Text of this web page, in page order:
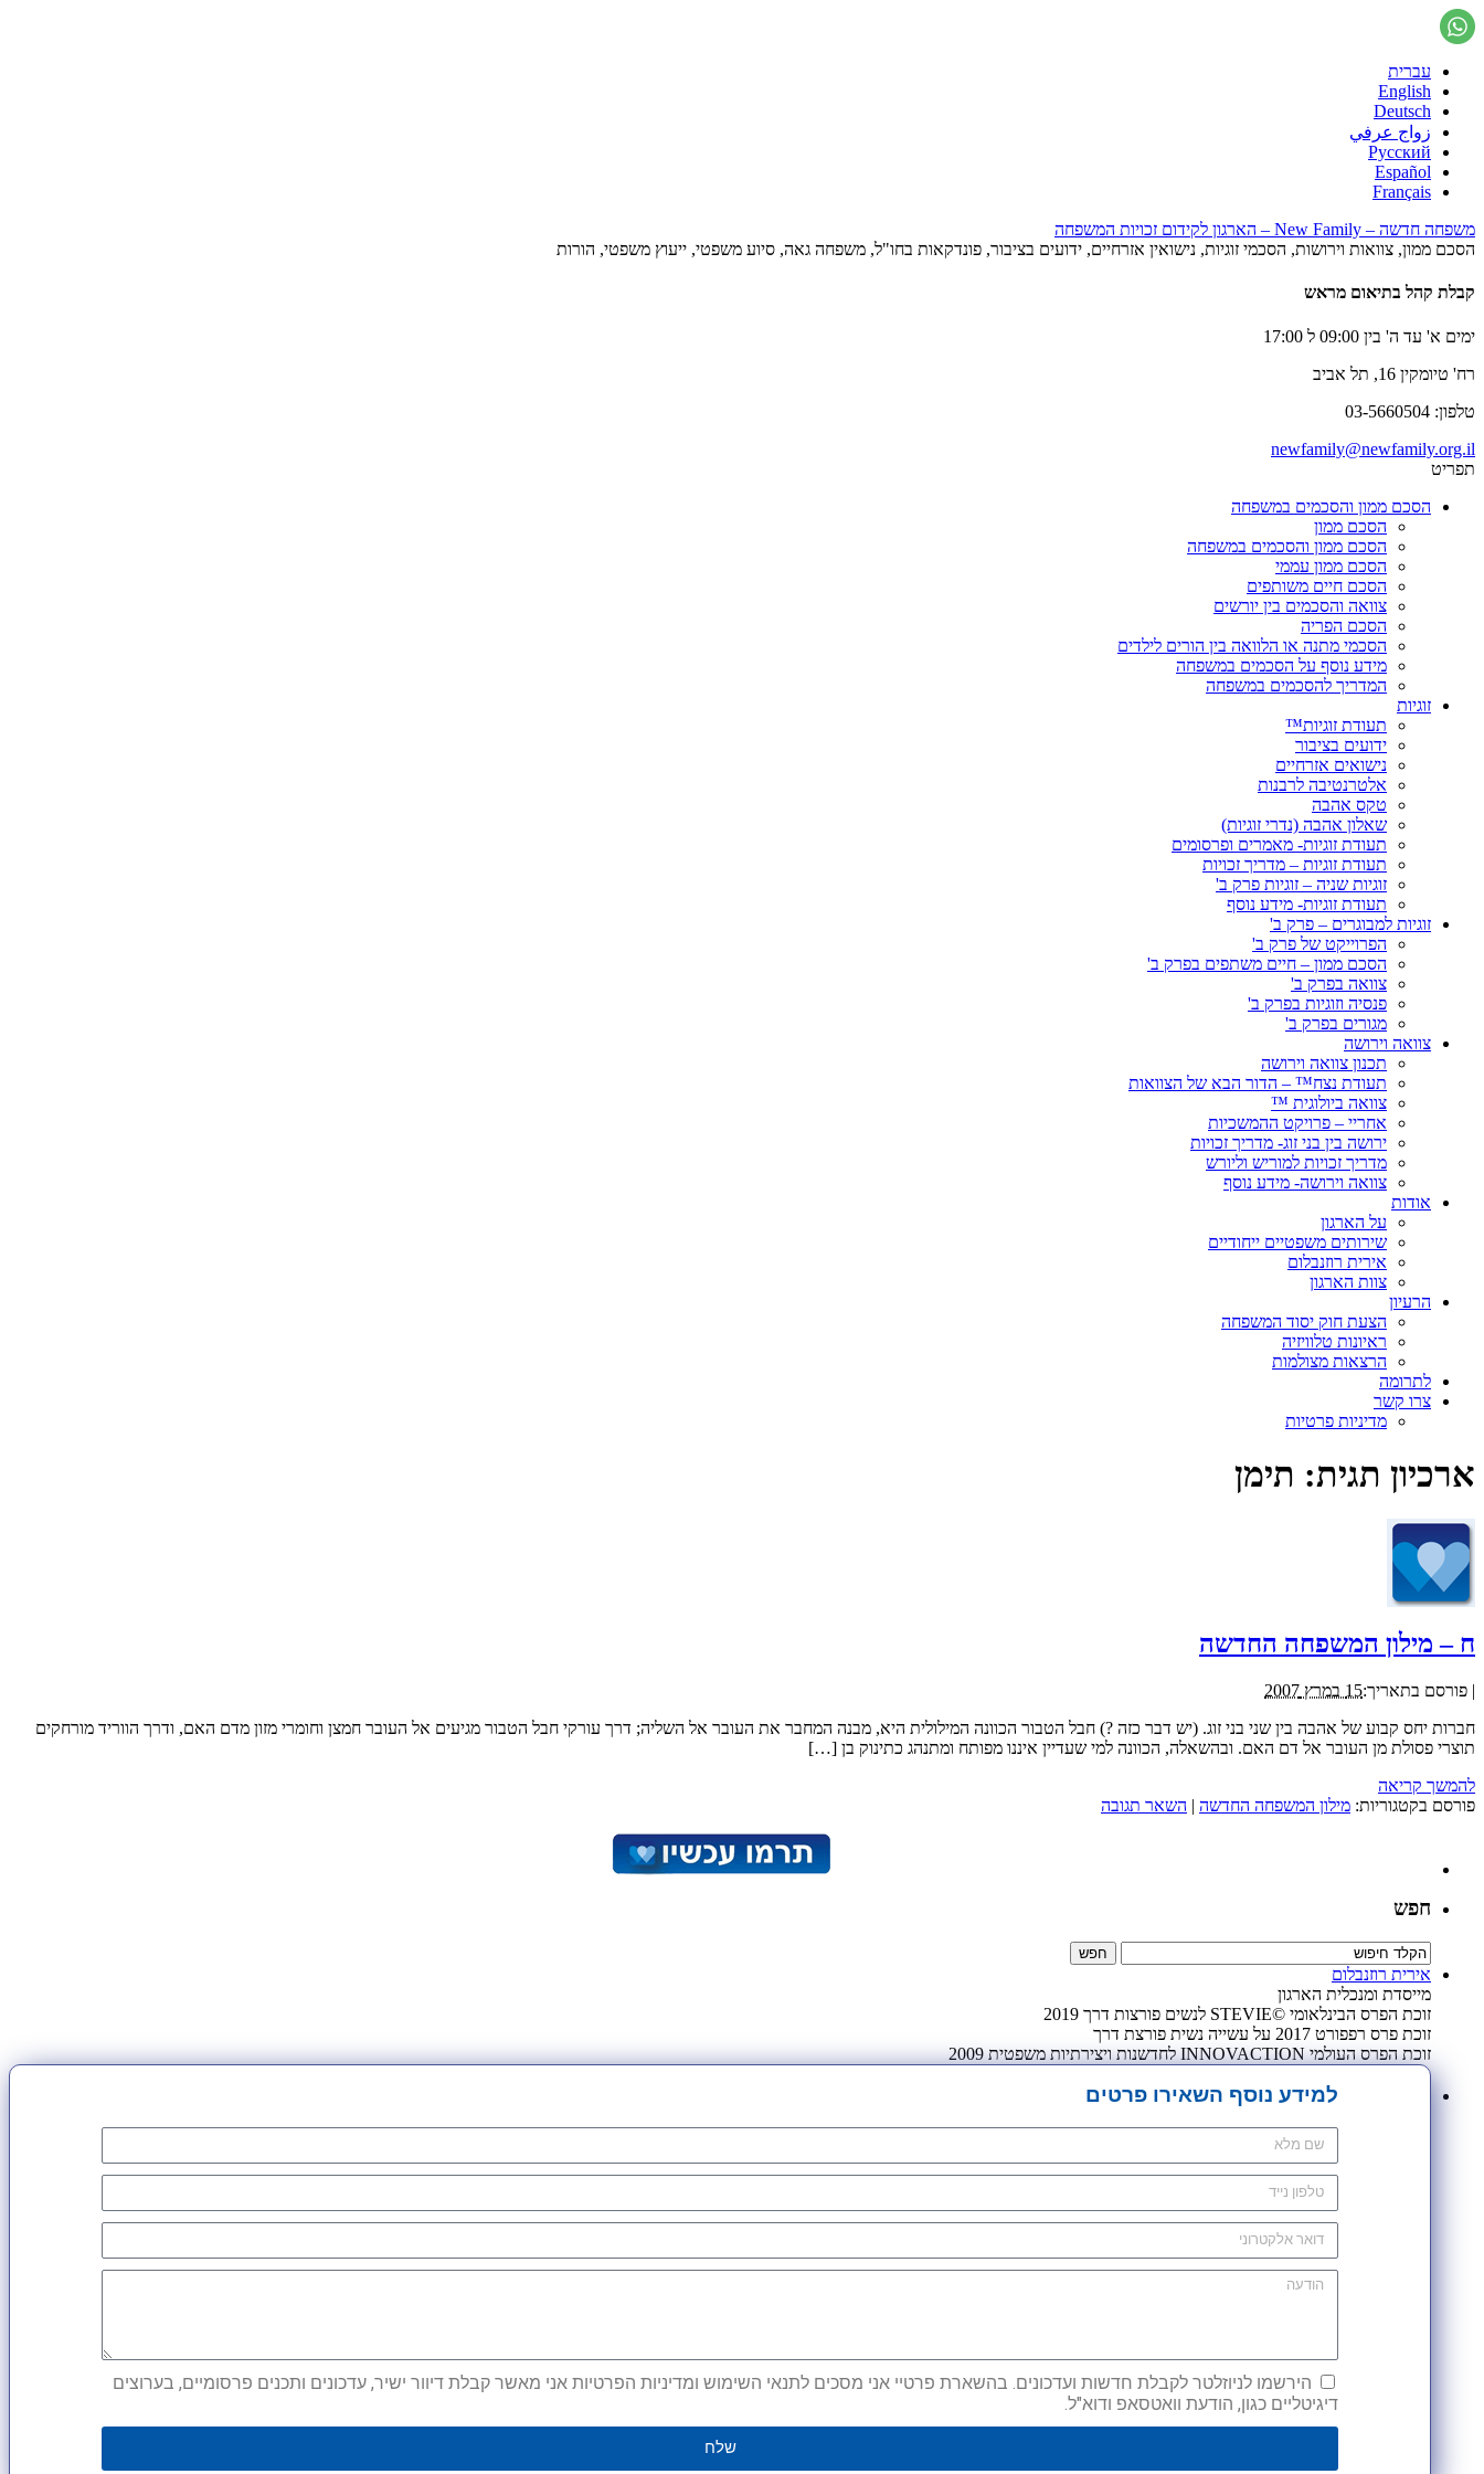
עברית
English
Deutsch
زواج عرفي
Русский
Español
Français
משפחה חדשה – New Family – הארגון לקידום זכויות המשפחה
הסכם ממון, צוואות וירושות, הסכמי זוגיות, נישואין אזרחיים, ידועים בציבור, פונדקאות בחו"ל, משפחה גאה, סיוע משפטי, ייעוץ משפטי, הורות
קבלת קהל בתיאום מראש
ימים א' עד ה' בין 09:00 ל 17:00
רח' טיומקין 16, תל אביב
טלפון: 03-5660504
newfamily@newfamily.org.il
תפריט
הסכם ממון והסכמים במשפחה
הסכם ממון
הסכם ממון והסכמים במשפחה
הסכם ממון עממי
הסכם חיים משותפים
צוואה והסכמים בין יורשים
הסכם הפריה
הסכמי מתנה או הלוואה בין הורים לילדים
מידע נוסף על הסכמים במשפחה
המדריך להסכמים במשפחה
זוגיות
תעודת זוגיות™
ידועים בציבור
נישואים אזרחיים
אלטרנטיבה לרבנות
טקס אהבה
שאלון אהבה (נדרי זוגיות)
תעודת זוגיות- מאמרים ופרסומים
תעודת זוגיות – מדריך זכויות
זוגיות שניה – זוגיות פרק ב'
תעודת זוגיות- מידע נוסף
זוגיות למבוגרים – פרק ב'
הפרוייקט של פרק ב'
הסכם ממון – חיים משתפים בפרק ב'
צוואה בפרק ב'
פנסיה וזוגיות בפרק ב'
מגורים בפרק ב'
צוואה וירושה
תכנון צוואה וירושה
תעודת נצח™ – הדור הבא של הצוואות
צוואה ביולוגית ™
אחריי – פרויקט ההמשכיות
ירושה בין בני זוג- מדריך זכויות
מדריך זכויות למוריש וליורש
צוואה וירושה- מידע נוסף
אודות
על הארגון
שירותים משפטיים ייחודיים
אירית רוזנבלום
צוות הארגון
הרעיון
הצעת חוק יסוד המשפחה
ראיונות טלוויזיה
הרצאות מצולמות
לתרומה
צרו קשר
מדיניות פרטיות
ארכיון תגית: תימן
ח – מילון המשפחה החדשה
| פורסם בתאריך:15 במרץ 2007
חברות יחס קבוע של אהבה בין שני בני זוג. (יש דבר כזה ?) חבל הטבור הכוונה המילולית היא, מבנה המחבר את העובר אל השליה; דרך עורקי חבל הטבור מגיעים אל העובר חמצן וחומרי מזון מדם האם, ודרך הווריד מורחקים
תוצרי פסולת מן העובר אל דם האם. ובהשאלה, הכוונה למי שעדיין איננו מפותח ומתנהג כתינוק בן […]
להמשך קריאה
פורסם בקטגוריות: מילון המשפחה החדשה | השאר תגובה
חפש
אירית רוזנבלום
מייסדת ומנכלית הארגון
זוכת הפרס הבינלאומי ©STEVIE לנשים פורצות דרך 2019
זוכת פרס רפפורט 2017 על עשייה נשית פורצת דרך
זוכת הפרס העולמי INNOVACTION לחדשנות ויצירתיות משפטית 2009
למידע נוסף השאירו פרטים
הירשמו לניוזלטר לקבלת חדשות ועדכונים. בהשארת פרטיי אני מסכים לתנאי השימוש ומדיניות הפרטיות אני מאשר קבלת דיוור ישיר, עדכונים ותכנים פרסומיים, בערוצים
דיגיטליים כגון, הודעת וואטסאפ ודוא"ל.
שלח